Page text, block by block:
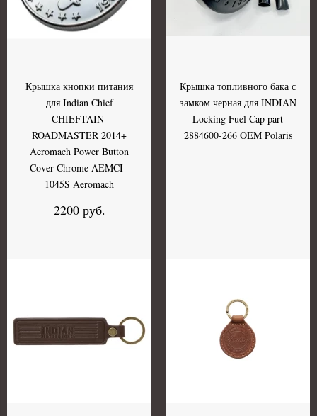
Крышка кнопки питания
для Indian Chief
CHIEFTAIN
ROADMASTER 2014+
Aeromach Power Button
Cover Chrome AEMCI -
1045S Aeromach
2200 руб.
Крышка топливного бака с
замком черная для INDIAN
Locking Fuel Cap part
2884600-266 OEM Polaris